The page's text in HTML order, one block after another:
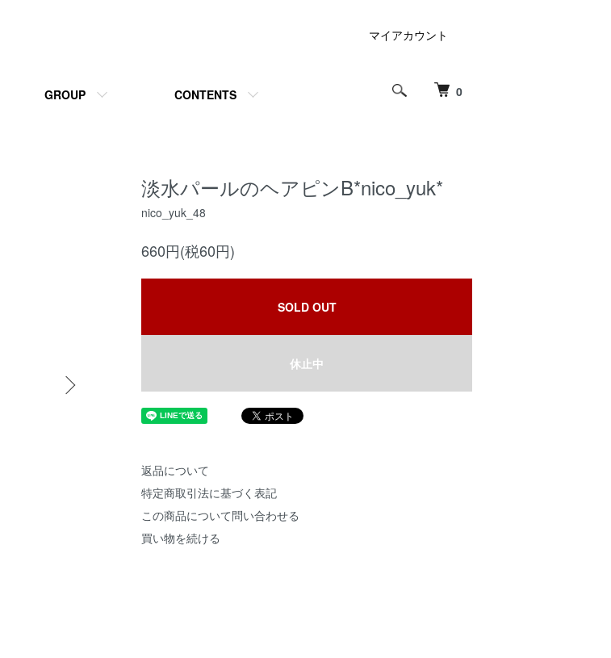
0
GROUP CONTENTS
マイアカウント
淡水パールのヘアピンB*nico_yuk*
nico_yuk_48
660円(税60円)
SOLD OUT
休止中
返品について
特定商取引法に基づく表記
この商品について問い合わせる
買い物を続ける